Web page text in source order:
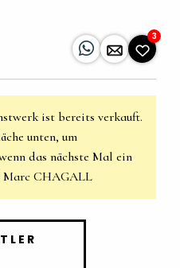
3
ist bereits verkauft.
unten, um
das nächste Mal ein
CHAGALL